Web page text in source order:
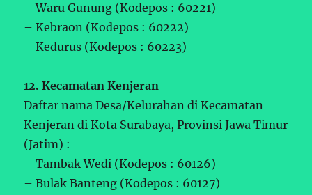
– Waru Gunung (Kodepos : 60221)
– Kebraon (Kodepos : 60222)
– Kedurus (Kodepos : 60223)
12. Kecamatan Kenjeran
Daftar nama Desa/Kelurahan di Kecamatan
Kenjeran di Kota Surabaya, Provinsi Jawa Timur
(Jatim) :
– Tambak Wedi (Kodepos : 60126)
– Bulak Banteng (Kodepos : 60127)